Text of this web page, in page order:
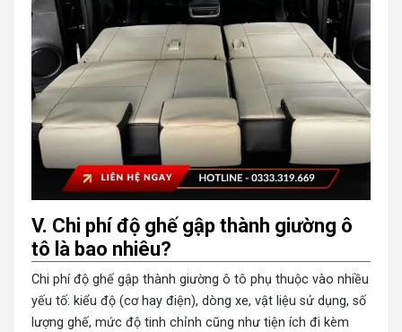
V. Chi phí độ ghế gập thành giường ô
tô là bao nhiêu?
Chi phí độ ghế gập thành giường ô tô phụ thuộc vào nhiều
yếu tố: kiểu độ (cơ hay điện), dòng xe, vật liệu sử dụng, số
lượng ghế, mức độ tinh chỉnh cũng như tiện ích đi kèm